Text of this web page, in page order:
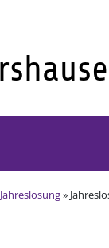
Jahreslosung»